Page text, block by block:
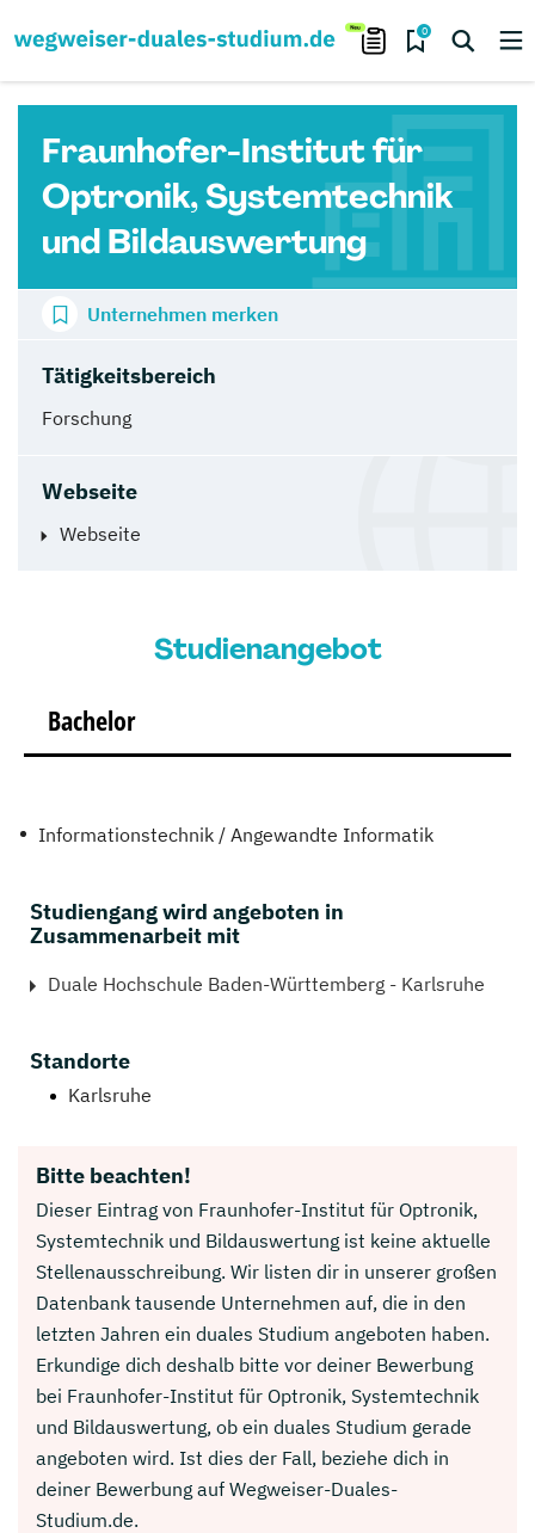
0
Fraunhofer-Institut für
Optronik, Systemtechnik
und Bildauswertung
Tätigkeitsbereich
Forschung
Webseite
Webseite
Unternehmen merken
Studienangebot
Bachelor
Informationstechnik / Angewandte Informatik
Studiengang wird angeboten in
Zusammenarbeit mit
Duale Hochschule Baden-Württemberg - Karlsruhe
Standorte
Karlsruhe
Bitte beachten!
Dieser Eintrag von Fraunhofer-Institut für Optronik,
Systemtechnik und Bildauswertung ist keine aktuelle
Stellenausschreibung. Wir listen dir in unserer großen
Datenbank tausende Unternehmen auf, die in den
letzten Jahren ein duales Studium angeboten haben.
Erkundige dich deshalb bitte vor deiner Bewerbung
bei Fraunhofer-Institut für Optronik, Systemtechnik
und Bildauswertung, ob ein duales Studium gerade
angeboten wird. Ist dies der Fall, beziehe dich in
deiner Bewerbung auf Wegweiser-Duales-
Studium.de.